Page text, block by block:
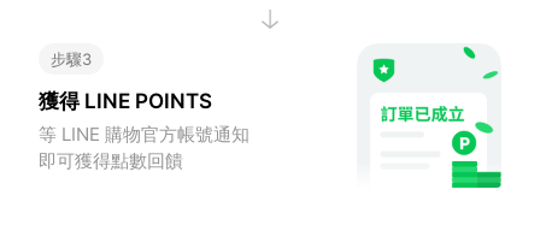
步驟3
獲得 LINE POINTS
等 LINE 購物官方帳號通知
即可獲得點數回饋